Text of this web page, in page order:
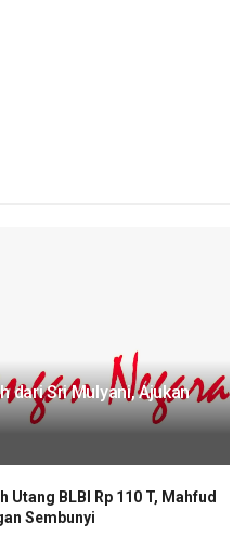
dari Sri Mulyani, Ajukan
Utang BLBI Rp 110 T, Mahfud
Sembunyi